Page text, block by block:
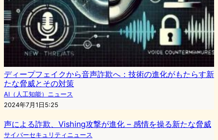
ディープフェイクから音声詐欺へ：技術の進化がもたらす新
たな脅威とその対策
AI（人工知能）ニュース
2024年7月1日5:25
声による詐欺、Vishing攻撃が進化 – 感情を操る新たな脅威
サイバーセキュリティニュース